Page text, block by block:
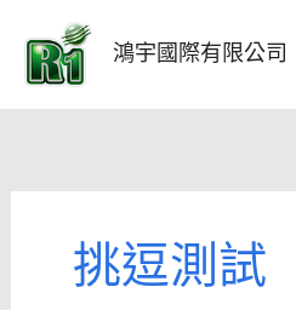
要
鴻宇國際有限公司
挑逗測試